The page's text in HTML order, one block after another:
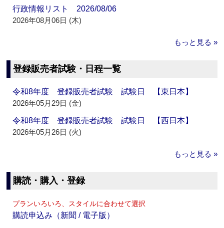
行政情報リスト 2026/08/06
2026年08月06日 (木)
もっと見る »
登録販売者試験・日程一覧
令和8年度 登録販売者試験 試験日 【東日本】
2026年05月29日 (金)
令和8年度 登録販売者試験 試験日 【西日本】
2026年05月26日 (火)
もっと見る »
購読・購入・登録
プランいろいろ、スタイルに合わせて選択
購読申込み（新聞 / 電子版）